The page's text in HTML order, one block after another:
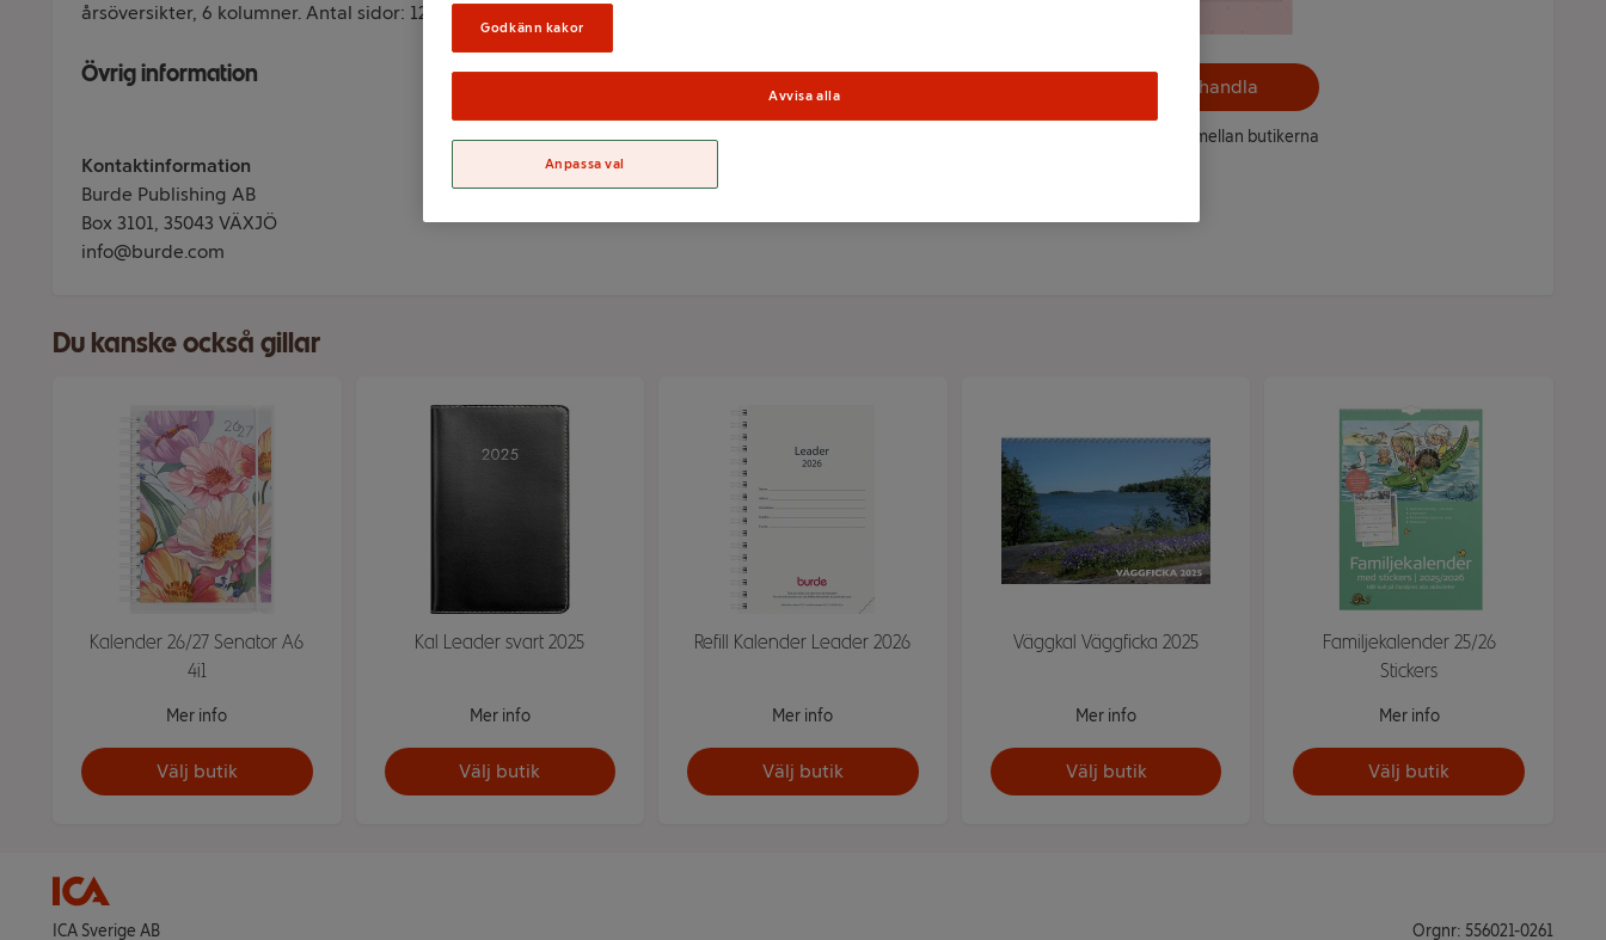
årsöversikter, 6 kolumner. Antal sidor: 12. Miljöinformation: FSC®.
Övrig information
Kontaktinformation
Burde Publishing AB
Box 3101, 35043 VÄXJÖ
info@burde.com
Välj butik och handla
Sortimentet kan variera mellan butikerna
Du kanske också gillar
Kalender 26/27 Senator A6
4i1
Mer info
Välj butik
Kal Leader svart 2025
Mer info
Välj butik
Refill Kalender Leader 2026
Mer info
Välj butik
Väggkal Väggficka 2025
Mer info
Välj butik
Familjekalender 25/26
Stickers
Mer info
Välj butik
ICA Sverige AB Orgnr: 556021-0261
Godkänn kakor
Avvisa alla
Anpassa val